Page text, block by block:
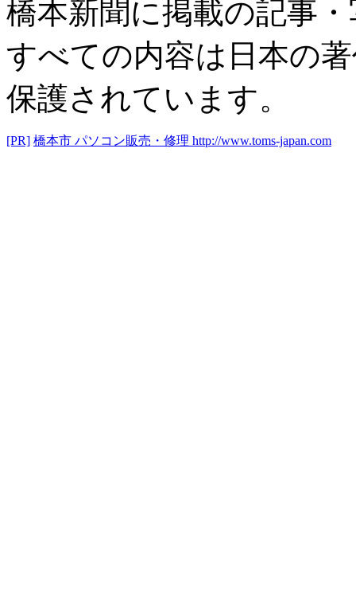
橋本新聞に掲載の記事
すべての内容は日本の
保護されています。
[PR] 橋本市 パソコン販売・修理 http://www.toms-japan.com